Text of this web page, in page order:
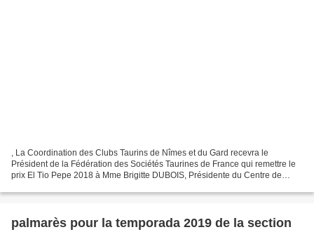
, La Coordination des Clubs Taurins de Nîmes et du Gard recevra le
Président de la Fédération des Sociétés Taurines de France qui remettre le
prix El Tio Pepe 2018 à Mme Brigitte DUBOIS, Présidente du Centre de
palmarès pour la temporada 2019 de la section